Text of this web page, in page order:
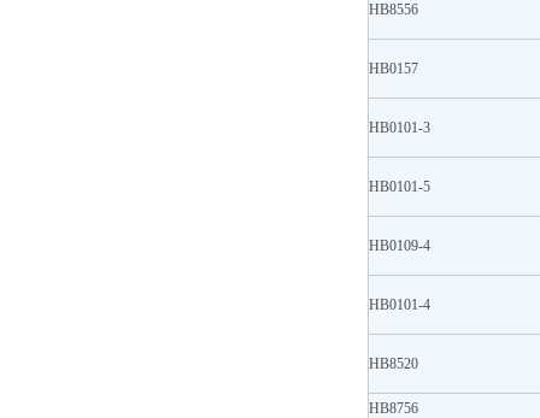
HB8556
HB0157
HB0101-3
HB0101-5
HB0109-4
HB0101-4
HB8520
HB8756